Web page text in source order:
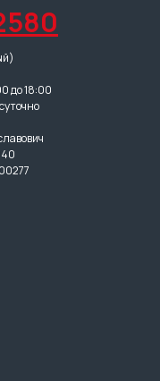
до 18:00